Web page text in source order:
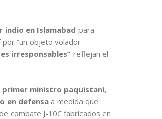
indio en Islamabad para
“un objeto volador
irresponsables” reflejan el
primer ministro paquistaní,
en defensaa medida que
combate J-10C fabricados en